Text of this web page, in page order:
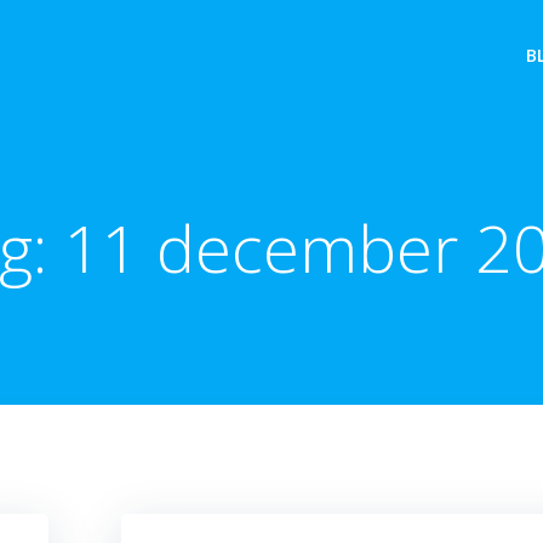
11 december